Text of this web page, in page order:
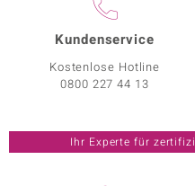
Kundenservice
Kostenlose Hotline
0800 227 44 13
Ihr Experte für